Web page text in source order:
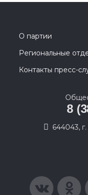
О партии
Региональные
Контакты пресс-
8
644043,